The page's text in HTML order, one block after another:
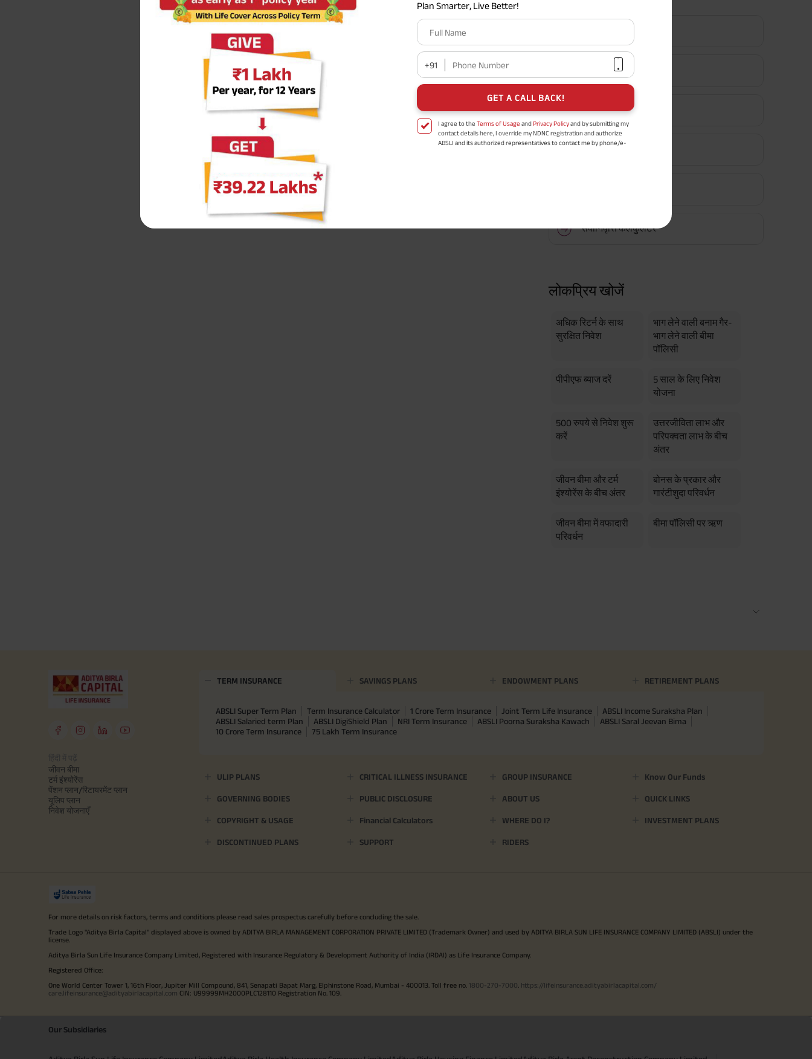
Plan Smarter, Live Better!
Full Name
+91 Phone Number
GET A CALL BACK!
I agree to the Terms of Usage andPrivacy Policyand by submitting my
contact details here, I override my NDNC registration and authorize
ABSLI and its authorized representatives to contact me by phone/e-
Lumpsum Benefit. He chooses premium payment term 10 yrs , policy
एचएलवी कैलकुलेटर
ग्रेच्युटी कैलकुलेटर
एमआईएस कैलकुलेटर
सेवानिवृत्ति कैलकुलेटर
लोकप्रिय खोजें
अधिक रिटर्न के साथ
सुरक्षित निवेश
भाग लेने वाली बनाम गैर-
भाग लेने वाली बीमा
पॉलिसी
पीपीएफ ब्याज दरें
5 साल के लिए निवेश
योजना
500 रुपये से निवेश शुरू
करें
उत्तरजीविता लाभ और
परिपक्वता लाभ के बीच
अंतर
जीवन बीमा और टर्म
इंश्योरेंस के बीच अंतर
बोनस के प्रकार और
गारंटीशुदा परिवर्धन
जीवन बीमा में वफादारी
परिवर्धन
बीमा पॉलिसी पर ऋण
जीवन बीमा
टर्म इंश्योरेंस
पेंशन प्लान/रिटायरमेंट प्लान
यूलिप प्लान
निवेश योजनाएँ
TERM INSURANCE SAVINGS PLANS ENDOWMENT PLANS RETIREMENT PLANS
ABSLI Super Term Plan Term Insurance Calculator 1 Crore Term Insurance Joint Term Life Insurance
ABSLI Income Suraksha Plan
ABSLI Salaried term Plan
ABSLI DigiShield Plan NRI Term Insurance ABSLI Poorna Suraksha Kawach
ABSLI Saral Jeevan Bima
10 Crore Term Insurance
75 Lakh Term Insurance
ULIP PLANS CRITICAL ILLNESS INSURANCE GROUP INSURANCE Know Our Funds
GOVERNING BODIES PUBLIC DISCLOSURE ABOUT US QUICK LINKS
COPYRIGHT & USAGE Financial Calculators WHERE DO I? INVESTMENT PLANS
DISCONTINUED PLANS SUPPORT RIDERS
For more details on risk factors, terms and conditions please read sales prospectus carefully before concluding the sale.
Trade Logo "Aditya Birla Capital" displayed above is owned by ADITYA BIRLA MANAGEMENT CORPORATION PRIVATE LIMITED (Trademark Owner) and used by ADITYA BIRLA SUN LIFE INSURANCE COMPANY LIMITED (ABSLI) under the
license.
Aditya Birla Sun Life Insurance Company Limited, Registered with Insurance Regulatory & Development Authority of India (IRDAI) as Life Insurance Company.
Registered Office:
One World Center Tower 1, 16th Floor, Jupiter Mill Compound, 841, Senapati Bapat Marg, Elphinstone Road, Mumbai - 400013. Toll free no. 1800-270-7000 https://lifeinsurance.adityabirlacapital.com/
care.lifeinsurance@adityabirlacapital.com CIN: U99999MH2000PLC128110 Registration No. 109.
Our Subsidiaries